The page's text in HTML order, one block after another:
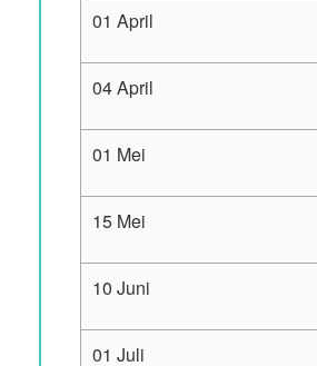
01 April
04 April
01 Mei
15 Mei
10 Juni
01 Juli